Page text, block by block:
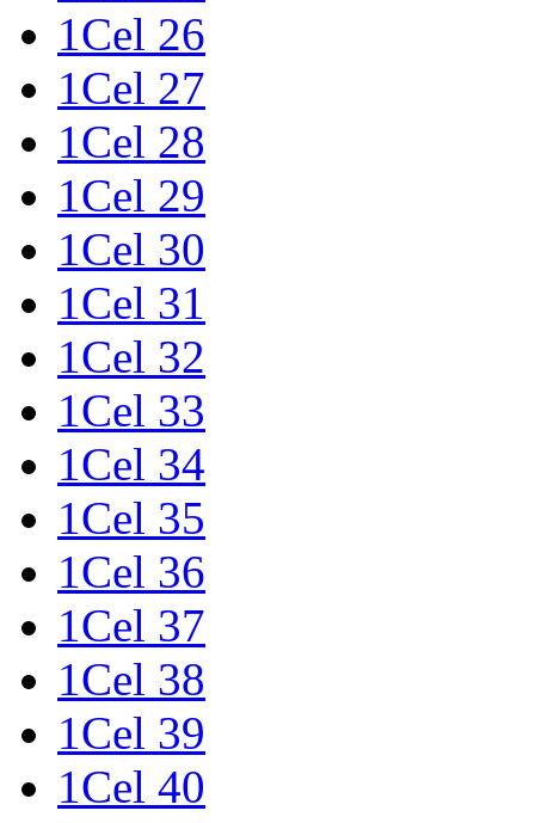
1Cel 26
1Cel 27
1Cel 28
1Cel 29
1Cel 30
1Cel 31
1Cel 32
1Cel 33
1Cel 34
1Cel 35
1Cel 36
1Cel 37
1Cel 38
1Cel 39
1Cel 40